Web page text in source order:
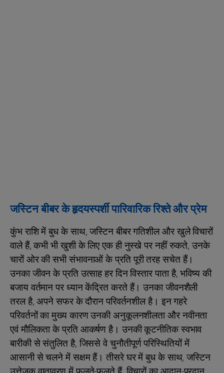
जस्टिन बीबर के हृदयस्पर्शी पारिवारिक रिश्ते और प्रेम
कुंभ राशि में बुध के साथ, जस्टिन बीबर गतिशील और खुले विचारों
वाले हैं, कभी भी खुशी के लिए एक ही नुस्खे पर नहीं रुकते, उनके
चारों ओर की सभी संभावनाओं के प्रति पूरी तरह सचेत हैं।
उनका जीवन के प्रति उत्साह हर दिन विस्तार पाता है, भविष्य की
बजाय वर्तमान पर ध्यान केंद्रित करते हैं। उनका जीवनशैली
तरल है, अपने सफर के दौरान परिवर्तनशील है। इन गहरे
परिवर्तनों का मुख्य कारण उनकी अनुकूलनशीलता और नवीनता
एवं मौलिकता के प्रति आकर्षण है। उनकी कूटनीतिक स्वभाव
बारीकी से संतुलित है, जिससे वे चुनौतीपूर्ण परिस्थितियों में
आसानी से चलने में सक्षम हैं। तीसरे घर में बुध के साथ, जस्टिन